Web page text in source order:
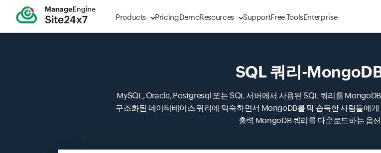
Products PricingDemoResources SupportFree ToolsEnterprise
SQL 쿼리-
MySQL, Oracle, Postgresql 또는 SQL 서버에서 사용된 SQL 쿼리를
구조화된 데이터베이스 쿼리에 익숙하면서 MongoDB를 막 습득한 사람들에
출력 MongoDB 쿼리를 다운로드하는 옵
Input field